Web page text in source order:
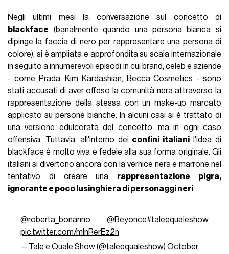
Negli ultimi mesi la conversazione sul concetto di
blackface (banalmente quando una persona bianca si
dipinge la faccia di nero per rappresentare una persona di
colore), si è ampliata e approfondita su scala internazionale
in seguito a innumerevoli episodi in cui brand, celeb e aziende
- come Prada, Kim Kardashian, Becca Cosmetics - sono
stati accusati di aver offeso la comunità nera attraverso la
rappresentazione della stessa con un make-up marcato
applicato su persone bianche. In alcuni casi si è trattato di
una versione edulcorata del concetto, ma in ogni caso
offensiva. Tuttavia, all'interno dei confini italiani l'idea di
blackface è molto viva e fedele alla sua forma originale. Gli
italiani si divertono ancora con la vernice nera e marrone nel
tentativo di creare una rappresentazione pigra,
ignorante e poco lusinghiera di personaggi neri.
@roberta_bonanno @Beyonce#taleequaleshow
pic.twitter.com/mInRerEz2n
— Tale e Quale Show (@taleequaleshow) October